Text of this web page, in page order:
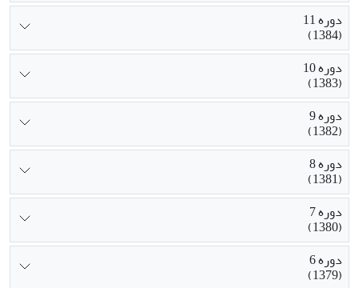
دوره 11
(1384)
دوره 10
(1383)
دوره 9
(1382)
دوره 8
(1381)
دوره 7
(1380)
دوره 6
(1379)